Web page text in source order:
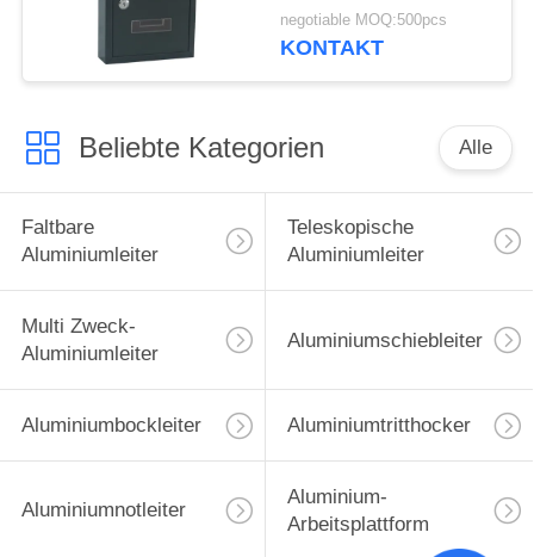
negotiable MOQ:500pcs
KONTAKT
Beliebte Kategorien Alle
Faltbare
Aluminiumleiter
Teleskopische
Aluminiumleiter
Multi Zweck-
Aluminiumleiter
Aluminiumschiebleiter
Aluminiumbockleiter Aluminiumtritthocker
Aluminiumnotleiter
Aluminium-
Arbeitsplattform